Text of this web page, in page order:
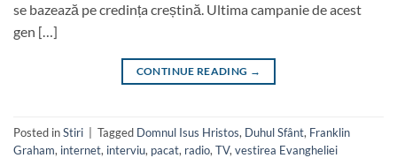
se bazează pe credința creștină. Ultima campanie de acest
gen […]
CONTINUE READING →
Posted inStiri Tagged Domnul Isus Hristos, Duhul Sfânt, Franklin
Graham, internet, interviu, pacat, radio, TV, vestirea Evangheliei